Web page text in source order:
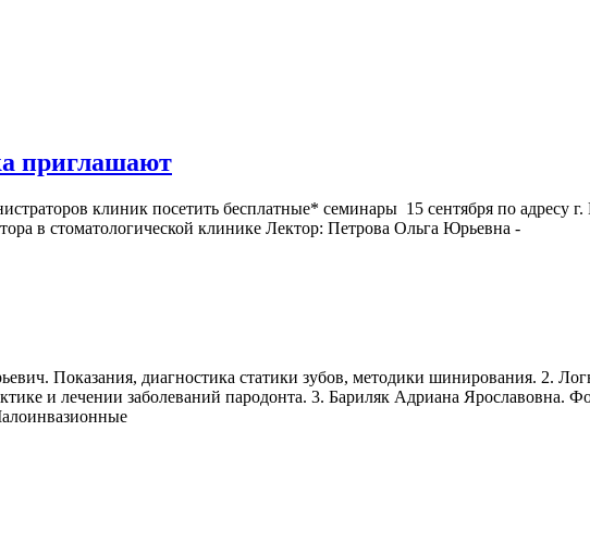
приглашают
посетить бесплатные* семинары 15 сентября по адресу г.
в стоматологической клинике Лектор: Петрова Ольга Юрьевна -
Показания, диагностика статики зубов, методики шинирования. 2.
и лечении заболеваний пародонта. 3. Бариляк Адриана Ярославовна.